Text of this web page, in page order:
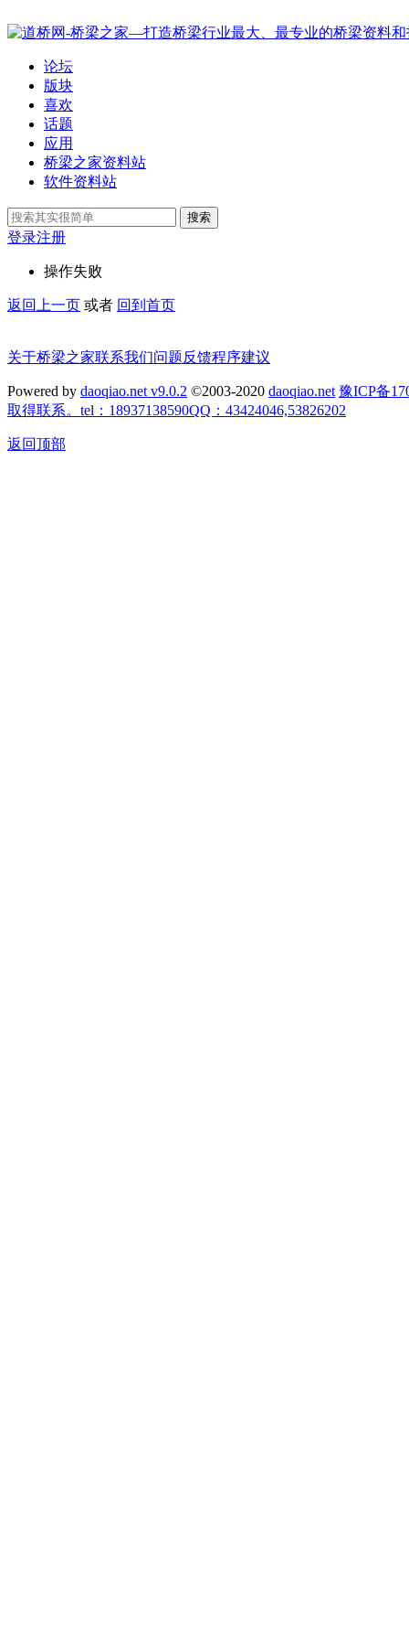
论坛
版块
喜欢
话题
应用
桥梁之家资料站
软件资料站
搜索
登录注册
操作失败
返回上一页 或者 回到首页
关于桥梁之家联系我们问题反馈程序建议
Powered by daoqiao.net v9.0.2 ©2003-2020 daoqiao.net 豫ICP备
取得联系。tel：18937138590QQ：43424046,53826202
返回顶部